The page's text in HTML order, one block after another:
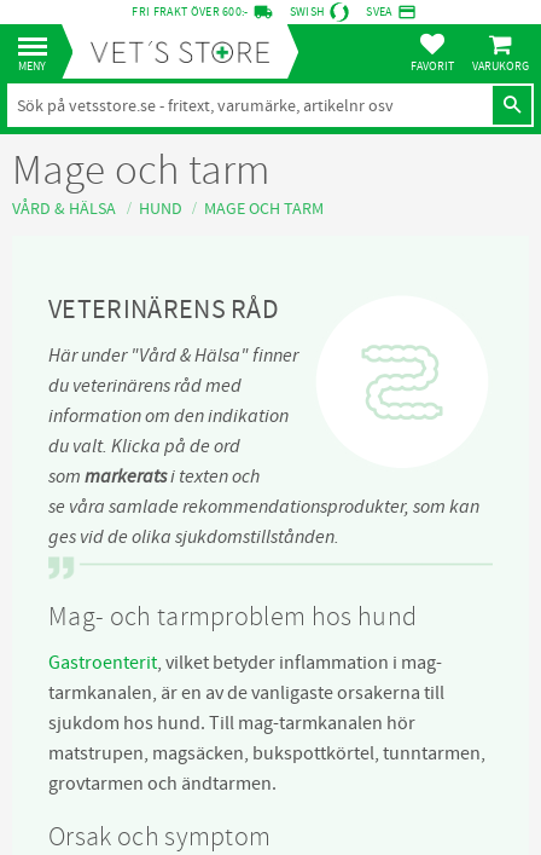
Meny
FRI FRAKT ÖVER 600:- local_shipping SWISH SVEA credit_card
FAVORITER
Mage och tarm
VÅRD & HÄLSA HUND MAGE OCH TARM
VETERINÄRENS RÅD
Här under "Vård & Hälsa" finner
du veterinärens råd med
information om den indikation
du valt. Klicka på de ord
som markeratsi texten och
se våra samlade rekommendationsprodukter, som kan
ges vid de olika sjukdomstillstånden.
Mag- och tarmproblem hos hund
Gastroenterit, vilket betyder inflammation i mag-
tarmkanalen, är en av de vanligaste orsakerna till
sjukdom hos hund. Till mag-tarmkanalen hör
matstrupen, magsäcken, bukspottkörtel, tunntarmen,
grovtarmen och ändtarmen.
Orsak och symptom